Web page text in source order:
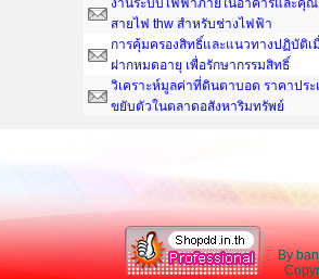
งานระบบไฟฟ้าภายในอาคารและคุ
สายไฟ thw สำหรับช่างไฟฟ้า
การคุ้มครองสิทธิ์และแนวทางปฏิบัติ
ฝากหมดอายุ เพื่อรักษากรรมสิทธิ์
วิเคราะห์มูลค่าที่ดินตาบอด ราคาประ
ขยับตัวในตลาดอสังหาริมทรัพย์
By